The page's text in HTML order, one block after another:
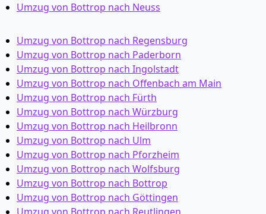
Umzug von Bottrop nach Neuss
Umzug von Bottrop nach Regensburg
Umzug von Bottrop nach Paderborn
Umzug von Bottrop nach Ingolstadt
Umzug von Bottrop nach Offenbach am Main
Umzug von Bottrop nach Fürth
Umzug von Bottrop nach Würzburg
Umzug von Bottrop nach Heilbronn
Umzug von Bottrop nach Ulm
Umzug von Bottrop nach Pforzheim
Umzug von Bottrop nach Wolfsburg
Umzug von Bottrop nach Bottrop
Umzug von Bottrop nach Göttingen